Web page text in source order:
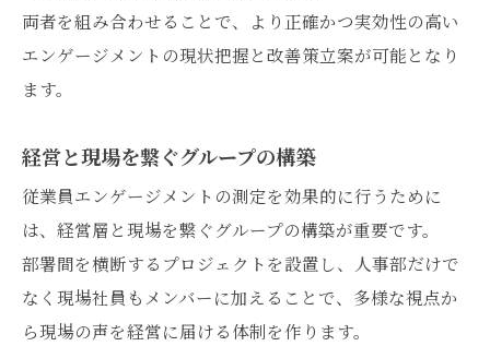
両者を組み合わせることで、より正確かつ実効性の高い
エンゲージメントの現状把握と改善策立案が可能となり
ます。
経営と現場を繋ぐグループの構築
従業員エンゲージメントの測定を効果的に行うために
は、経営層と現場を繋ぐグループの構築が重要です。
部署間を横断するプロジェクトを設置し、人事部だけで
なく現場社員もメンバーに加えることで、多様な視点か
ら現場の声を経営に届ける体制を作ります。